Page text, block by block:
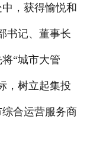
，获得愉悦和
书记、董事长
“城市大管
，树立起集投
合运营服务商